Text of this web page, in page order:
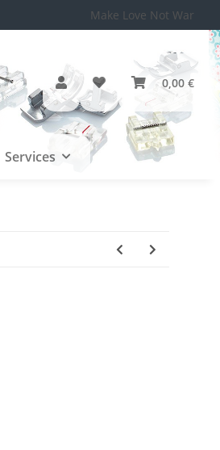
Make Love Not War
0,00 €
Services